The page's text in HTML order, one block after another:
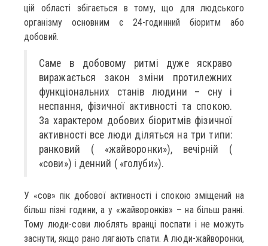
цій області збігається в тому, що для людського
організму основним є 24-годинний біоритм або
добовий.
Саме в добовому ритмі дуже яскраво
виражається закон зміни протилежних
функціональних станів людини – сну і
неспання, фізичної активності та спокою.
За характером добових біоритмів фізичної
активності все люди діляться на три типи:
ранковий ( «жайворонки»), вечірній (
«сови») і денний ( «голуби»).
У «сов» пік добової активності і спокою зміщений на
більш пізні години, а у «жайворонків» – на більш ранні.
Тому люди-сови люблять вранці поспати і не можуть
заснути, якщо рано лягають спати. А люди-жайворонки,